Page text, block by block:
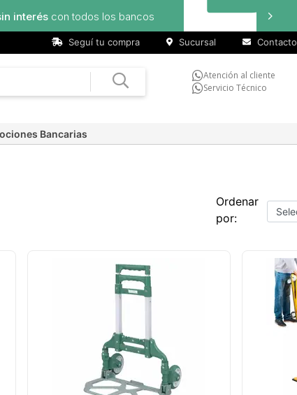
interés con todos los bancos
Seguí tu compra Sucursal Contacto
Atención al cliente
Servicio Técnico
Bancarias
Ordenar
por: